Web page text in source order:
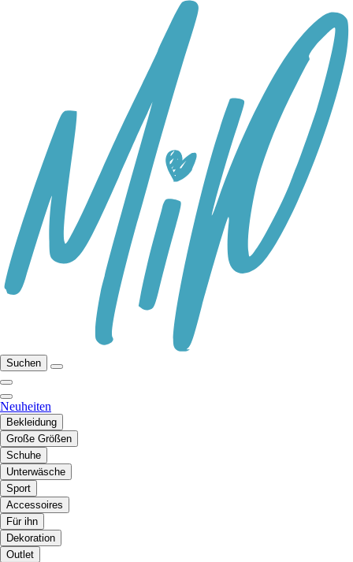
Suchen
Neuheiten
Bekleidung
Große Größen
Schuhe
Unterwäsche
Sport
Accessoires
Für ihn
Dekoration
Outlet